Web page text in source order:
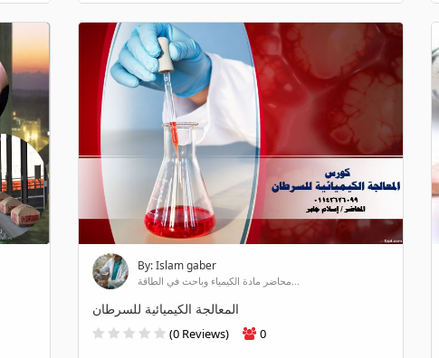
By: Islam gaber
المعالجة الكيميائية للسرطان
(0 Reviews) 0